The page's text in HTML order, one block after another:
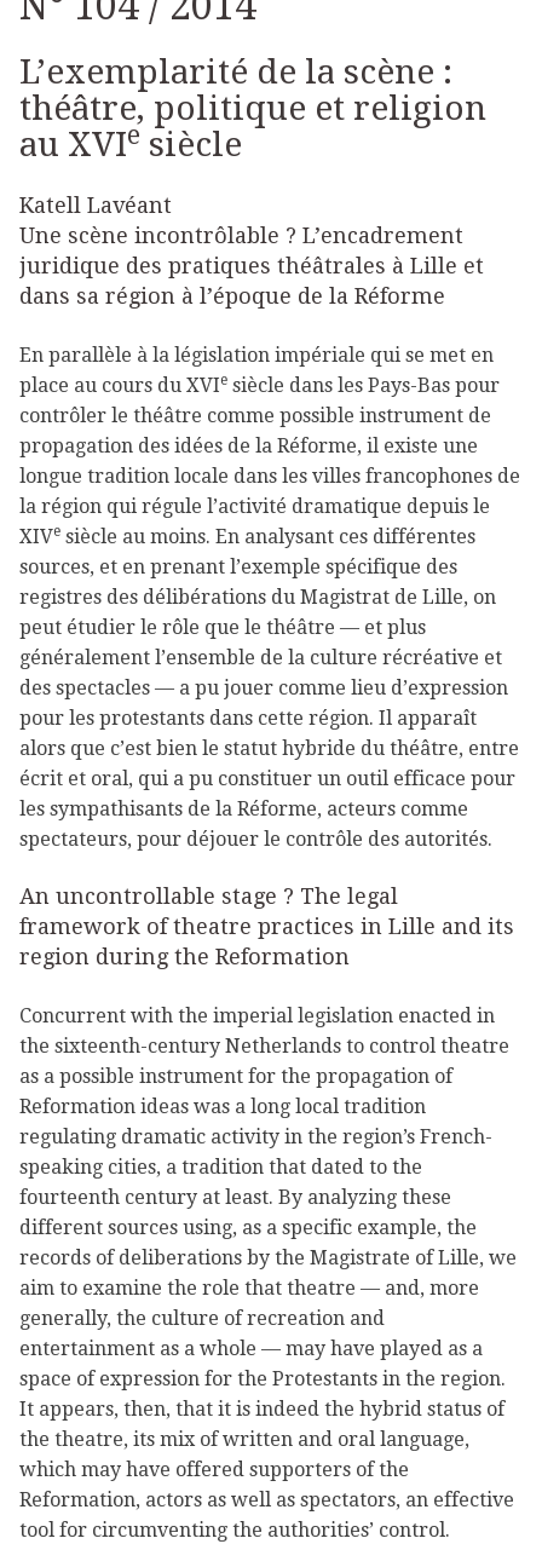
L’exemplarité de la scène :
théâtre, politique et religion
au XVIe siècle
Katell Lavéant
Une scène incontrôlable ? L’encadrement
juridique des pratiques théâtrales à Lille et
dans sa région à l’époque de la Réforme
En parallèle à la législation impériale qui se met en
place au cours du XVIe siècle dans les Pays-Bas pour
contrôler le théâtre comme possible instrument de
propagation des idées de la Réforme, il existe une
longue tradition locale dans les villes francophones de
la région qui régule l’activité dramatique depuis le
XIVe siècle au moins. En analysant ces différentes
sources, et en prenant l’exemple spécifique des
registres des délibérations du Magistrat de Lille, on
peut étudier le rôle que le théâtre — et plus
généralement l’ensemble de la culture récréative et
des spectacles — a pu jouer comme lieu d’expression
pour les protestants dans cette région. Il apparaît
alors que c’est bien le statut hybride du théâtre, entre
écrit et oral, qui a pu constituer un outil efficace pour
les sympathisants de la Réforme, acteurs comme
spectateurs, pour déjouer le contrôle des autorités.
An uncontrollable stage ? The legal
framework of theatre practices in Lille and its
region during the Reformation
Concurrent with the imperial legislation enacted in
the sixteenth-century Netherlands to control theatre
as a possible instrument for the propagation of
Reformation ideas was a long local tradition
regulating dramatic activity in the region’s French-
speaking cities, a tradition that dated to the
fourteenth century at least. By analyzing these
different sources using, as a specific example, the
records of deliberations by the Magistrate of Lille, we
aim to examine the role that theatre — and, more
generally, the culture of recreation and
entertainment as a whole — may have played as a
space of expression for the Protestants in the region.
It appears, then, that it is indeed the hybrid status of
the theatre, its mix of written and oral language,
which may have offered supporters of the
Reformation, actors as well as spectators, an effective
tool for circumventing the authorities’ control.